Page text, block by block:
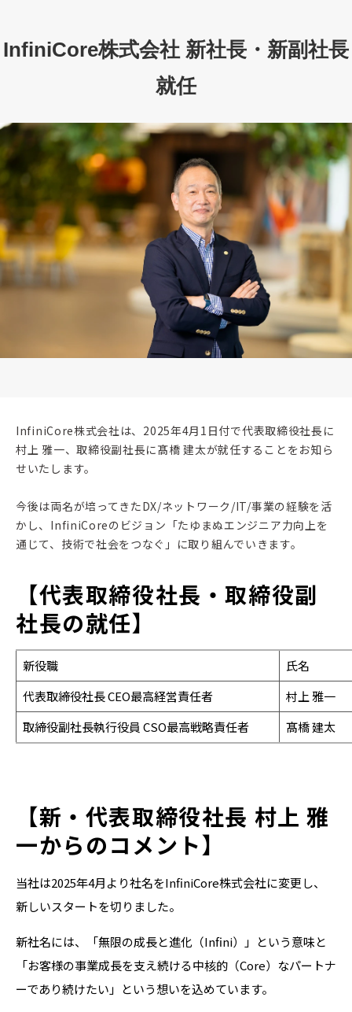
InfiniCore株式会社 新社長・新副社長
就任
InfiniCore株式会社は、2025年4月1日付で代表取締役社長に
村上 雅一、取締役副社長に髙橋 建太が就任することをお知ら
せいたします。
今後は両名が培ってきたDX/ネットワーク/IT/事業の経験を活
かし、InfiniCoreのビジョン「たゆまぬエンジニア力向上を
通じて、技術で社会をつなぐ」に取り組んでいきます。
【代表取締役社長・取締役副
社長の就任】
新役職
氏名
代表取締役社長 CEO最高経営責任者
村上 雅一
取締役副社長執行役員 CSO最高戦略責任者
髙橋 建太
【新・代表取締役社長 村上 雅
一からのコメント】
当社は2025年4月より社名をInfiniCore株式会社に変更し、
新しいスタートを切りました。
新社名には、「無限の成長と進化（Infini）」という意味と
「お客様の事業成長を支え続ける中核的（Core）なパートナ
ーであり続けたい」という想いを込めています。